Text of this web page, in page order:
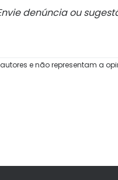
denúncia ou
e não representam a